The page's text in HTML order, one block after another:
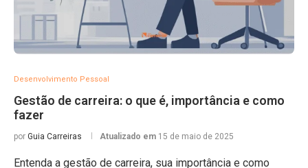
Desenvolvimento Pessoal
Gestão de carreira: o que é, importância e como
fazer
por Guia Carreiras Atualizado em 15 de maio de 2025
Entenda a gestão de carreira, sua importância e como